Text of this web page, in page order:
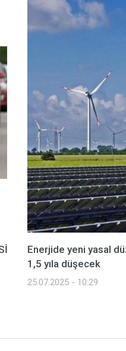
Enerjide yeni yasal
1,5 yıla düşecek
25.07.2025 - 10:29